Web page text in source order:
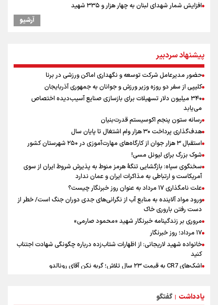
افزایش شمار شهدای لبنان به چهار هزار و ۳۳۵ شهید
یوسفی: جای بخیه سرم یادگار یک سانحه است، نه دعوا!/ انتظار داشتیم تیم
کالبدشکافی استقلال پیش از لیگ بیست‌و‌ششم/ آبی‌پوشان با چه وضعیتی
وارد لیگ می‌شوند؟
مروری بر زندگینامه خبرنگار شهید «محمود صارمی»
علی‌نژاد در مراسم انجمن ورزشی نویسان در روز خبرنگار : رسانه‌های خبری
در سال گذشته تا به امروز اتفاقات بزرگی را رقم زدند
علت نامگذاری ۱۷ مرداد به عنوان روز خبرنگار چیست؟
آرشیو
پیشنهاد سردبیر
حضور مدیرعامل شرکت توسعه و نگهداری اماکن ورزشی در برنا
کلیپی از سفر دو روزه وزیر ورزش و جوانان به جمهوری آذربایجان
۳۴۰ میلیون دلار تسهیلات برای بازسازی صنایع آسیب‌دیده اختصاص
می‌یابد
رسانه ستون پنجم اکوسیستم قدرت‌بنیان
هدف‌گذاری پرداخت ۳۰ هزار وام اشتغال تا پایان سال
استقبال ۳ هزار جوان از کارگاه‌های مهارت‌آموزی در ۲۵۰ شهرستان کشور
شوک بزرگ برای لیونل مسی!
سخنگوی سپاه: بازگشایی تنگۀ هرمز منوط به پذیرش شروط ایران از سوی
آمریکاست و ارتباطی به مذاکرات ایران و عمان ندارد
علت نامگذاری ۱۷ مرداد به عنوان روز خبرنگار چیست؟
ورود مواد آلاینده به منابع آب از نگرانی‌های جدی دوران جنگ است/ خطر از
دست رفتن باروری خاک
مروری بر زندگینامه خبرنگار شهید «محمود صارمی»
۱۷ مرداد؛ روز خبرنگار
خانواده شهید لاریجانی: از اظهارات شتاب‌زده درباره چگونگی شهادت اجتناب
کنید
اشک‌های CR7 به قیمت ۲۳ سال تلاش؛ گریه نکن آقای رونالدو
تلاش مدام برای زنده نگه داشتن هنر ایرانی
یادداشت | گفتگو